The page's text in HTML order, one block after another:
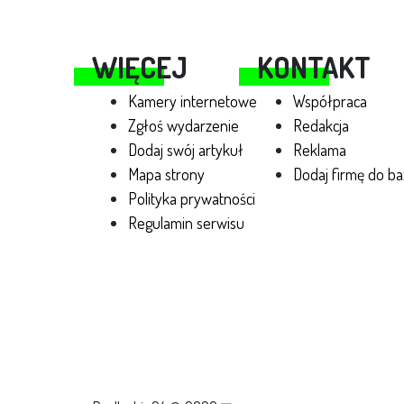
WIĘCEJ
Kamery internetowe
Zgłoś wydarzenie
Dodaj swój artykuł
Mapa strony
Polityka prywatności
Regulamin serwisu
KONTAKT
Współpraca
Redakcja
Reklama
Dodaj firmę do